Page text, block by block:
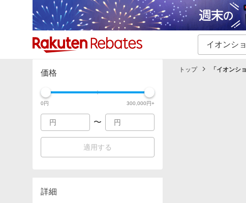
カテゴリー一覧 イベント一覧
価格
0円 300,000円+
〜
適用する
詳細
トップ 「 イオンシ